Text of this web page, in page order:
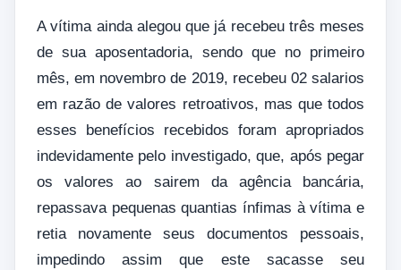
A vítima ainda alegou que já recebeu três meses
de sua aposentadoria, sendo que no primeiro
mês, em novembro de 2019, recebeu 02 salarios
em razão de valores retroativos, mas que todos
esses benefícios recebidos foram apropriados
indevidamente pelo investigado, que, após pegar
os valores ao sairem da agência bancária,
repassava pequenas quantias ínfimas à vítima e
retia novamente seus documentos pessoais,
impedindo assim que este sacasse seu